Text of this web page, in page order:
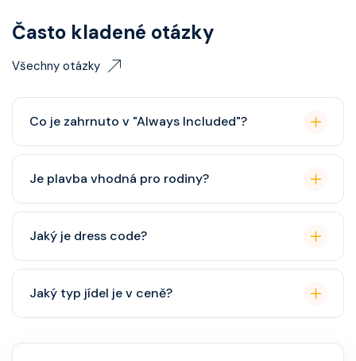
Často kladené otázky
Všechny otázky
Co je zahrnuto v "Always Included"?
balíček), základní Wi-Fi.
Je plavba vhodná pro rodiny?
cestovatele, ale děti jsou vítány. K dispozici je dětský
klub (od 3 let).
Jaký je dress code?
někdy "Evening Chic" – doporučeno, ale není nutný
smoking.
Jaký typ jídel je v ceně?